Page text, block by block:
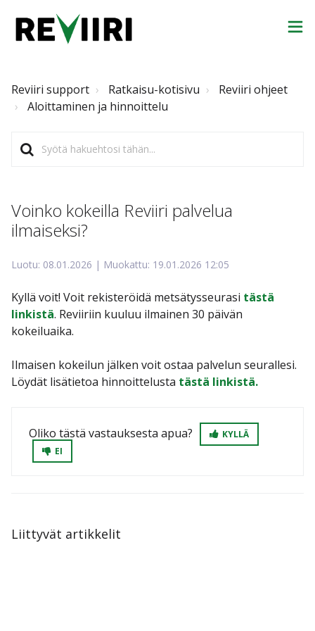
Reviiri support Ratkaisu-kotisivu
Reviiri ohjeet
Aloittaminen ja hinnoittelu
Voinko kokeilla Reviiri palvelua
ilmaiseksi?
Luotu: 08.01.2026 | Muokattu: 19.01.2026 12:05
Kyllä voit! Voit rekisteröidä metsätysseurasi tästä
linkistä. Reviiriin kuuluu ilmainen 30 päivän
kokeiluaika.
Ilmaisen kokeilun jälken voit ostaa palvelun seurallesi.
Löydät lisätietoa hinnoittelusta tästä linkistä.
Oliko tästä vastauksesta apua?
KYLLÄ
EI
Liittyvät artikkelit